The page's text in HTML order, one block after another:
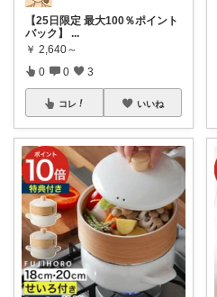
【25日限定 最大100％ポイント
バック】
...
￥ 2,640～
0 0 3
コレ いいね